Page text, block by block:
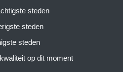
steden
steden
steden
op dit moment